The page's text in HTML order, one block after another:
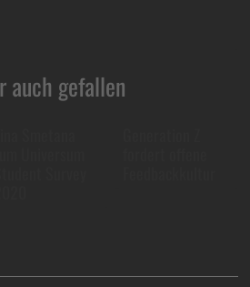
auch gefallen